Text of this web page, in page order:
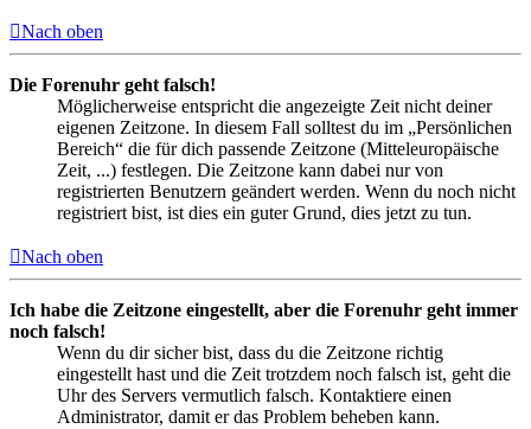
Nach oben
Die Forenuhr geht falsch!
Möglicherweise entspricht die angezeigte Zeit nicht deiner
eigenen Zeitzone. In diesem Fall solltest du im „Persönlichen
Bereich“ die für dich passende Zeitzone (Mitteleuropäische
Zeit, ...) festlegen. Die Zeitzone kann dabei nur von
registrierten Benutzern geändert werden. Wenn du noch nicht
registriert bist, ist dies ein guter Grund, dies jetzt zu tun.
Nach oben
Ich habe die Zeitzone eingestellt, aber die Forenuhr geht immer
noch falsch!
Wenn du dir sicher bist, dass du die Zeitzone richtig
eingestellt hast und die Zeit trotzdem noch falsch ist, geht die
Uhr des Servers vermutlich falsch. Kontaktiere einen
Administrator, damit er das Problem beheben kann.